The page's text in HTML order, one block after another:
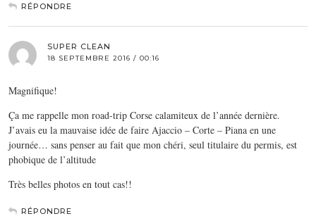
RÉPONDRE
SUPER CLEAN
18 SEPTEMBRE 2016 / 00:16
Magnifique!
Ça me rappelle mon road-trip Corse calamiteux de l’année dernière.
J’avais eu la mauvaise idée de faire Ajaccio – Corte – Piana en une
journée… sans penser au fait que mon chéri, seul titulaire du permis, est
phobique de l’altitude
Très belles photos en tout cas!!
RÉPONDRE